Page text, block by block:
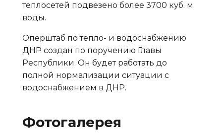
теплосетей подвезено более 3700 куб. м.
воды.
Оперштаб по тепло- и водоснабжению
ДНР создан по поручению Главы
Республики. Он будет работать до
полной нормализации ситуации с
водоснабжением в ДНР.
Фотогалерея